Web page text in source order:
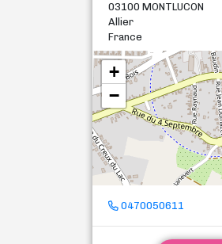
03100 MONTLUCON
Allier
France
+
−
0470050611